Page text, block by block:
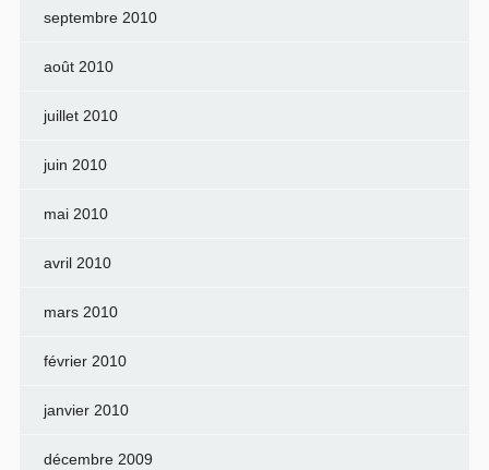
septembre 2010
août 2010
juillet 2010
juin 2010
mai 2010
avril 2010
mars 2010
février 2010
janvier 2010
décembre 2009